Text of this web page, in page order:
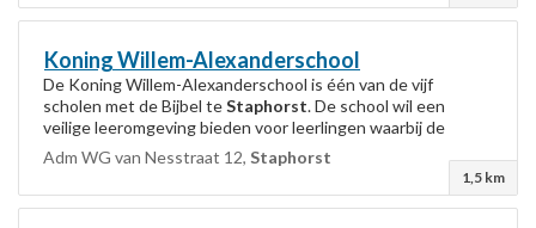
Koning Willem-Alexanderschool
De Koning Willem-Alexanderschool is één van de vijf
scholen met de Bijbel teStaphorst. De school wil een
veilige leeromgeving bieden voor leerlingen waarbij de
kernwoorden identiteit, kwaliteit, vertrouwen...
Adm WG van Nesstraat 12, Staphorst
1,5 km